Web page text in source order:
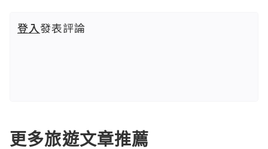
登入發表評論
更多旅遊文章推薦